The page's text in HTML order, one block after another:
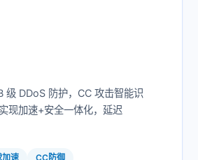
级 DDoS 防护，CC 攻击智能识
现加速+安全一体化，延迟
加速 CC防御